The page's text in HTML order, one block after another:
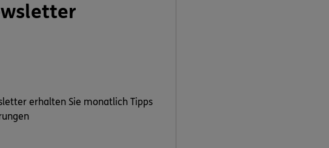
erhalten Sie monatlich Tipps